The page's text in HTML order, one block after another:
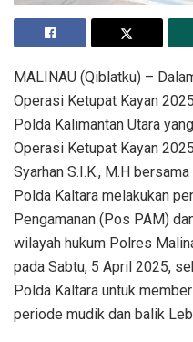
MALINAU (Qiblatku) –
Operasi Ketupat Kayan
Polda Kalimantan Utara
Operasi Ketupat Kayan
Syarhan S.I.K., M.H
Polda Kaltara melakukan
Pengamanan (Pos PAM)
wilayah hukum Polres
pada Sabtu, 5 April 2025,
Polda Kaltara untuk
periode mudik dan balik